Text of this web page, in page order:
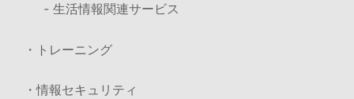
- 生活情報関連サービス
・トレーニング
・情報セキュリティ